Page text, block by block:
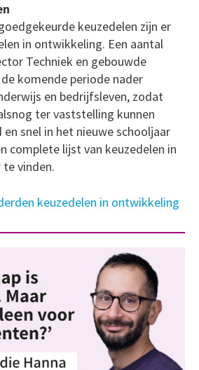
keuzedelen zijn er
in ontwikkeling. Een aantal
Techniek en gebouwde
komende periode nader
en bedrijfsleven, zodat
ter vaststelling kunnen
snel in het nieuwe schooljaar
complete lijst van keuzedelen in
te vinden.
keuzedelen in ontwikkeling